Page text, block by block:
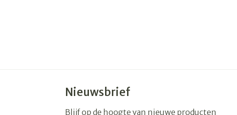
Nieuwsbrief
Blijf op de hoogte van nieuwe producten